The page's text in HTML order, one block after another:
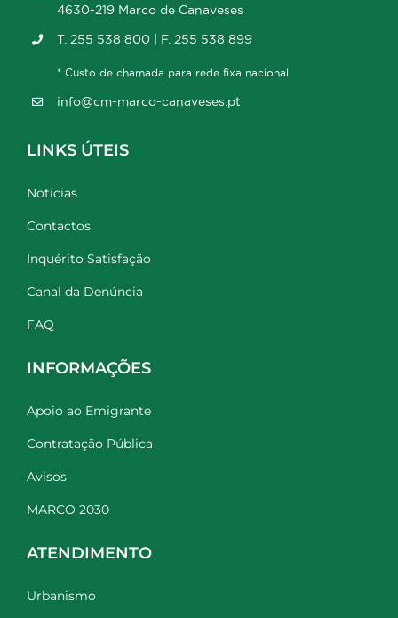
4630-219 Marco de Canaveses
T. 255 538 800 | F. 255 538 899
* Custo de chamada para rede fixa nacional
info@cm-marco-canaveses.pt
LINKS ÚTEIS
Notícias
Contactos
Inquérito Satisfação
Canal da Denúncia
FAQ
INFORMAÇÕES
Apoio ao Emigrante
Contratação Pública
Avisos
MARCO 2030
ATENDIMENTO
Urbanismo